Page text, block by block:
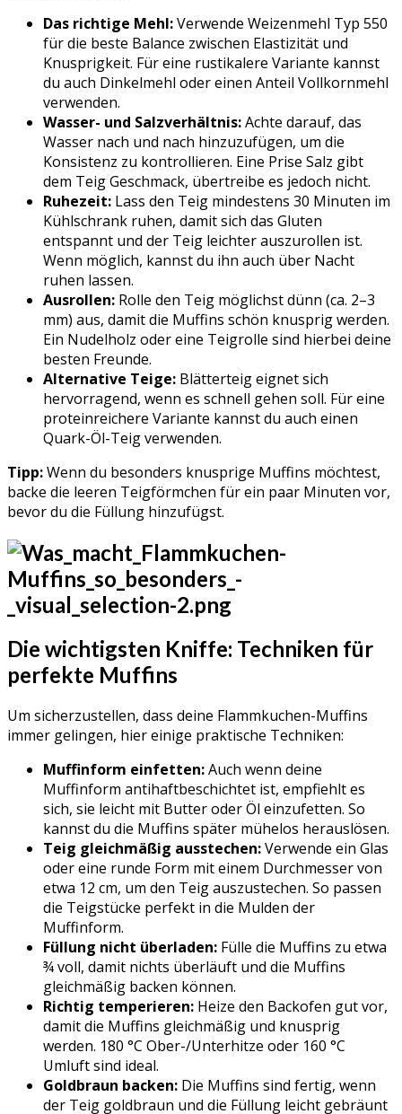
Das richtige Mehl:Verwende Weizenmehl Typ 550
für die beste Balance zwischen Elastizität und
Knusprigkeit. Für eine rustikalere Variante kannst
du auch Dinkelmehl oder einen Anteil Vollkornmehl
verwenden.
Wasser- und Salzverhältnis:Achte darauf, das
Wasser nach und nach hinzuzufügen, um die
Konsistenz zu kontrollieren. Eine Prise Salz gibt
dem Teig Geschmack, übertreibe es jedoch nicht.
Ruhezeit: Lass den Teig mindestens 30 Minuten im
Kühlschrank ruhen, damit sich das Gluten
entspannt und der Teig leichter auszurollen ist.
Wenn möglich, kannst du ihn auch über Nacht
ruhen lassen.
Ausrollen: Rolle den Teig möglichst dünn (ca. 2–3
mm) aus, damit die Muffins schön knusprig werden.
Ein Nudelholz oder eine Teigrolle sind hierbei deine
besten Freunde.
Alternative Teige: Blätterteig eignet sich
hervorragend, wenn es schnell gehen soll. Für eine
proteinreichere Variante kannst du auch einen
Quark-Öl-Teig verwenden.
Tipp:Wenn du besonders knusprige Muffins möchtest,
backe die leeren Teigförmchen für ein paar Minuten vor,
bevor du die Füllung hinzufügst.
Die wichtigsten Kniffe: Techniken für
perfekte Muffins
Um sicherzustellen, dass deine Flammkuchen-Muffins
immer gelingen, hier einige praktische Techniken:
Muffinform einfetten:Auch wenn deine
Muffinform antihaftbeschichtet ist, empfiehlt es
sich, sie leicht mit Butter oder Öl einzufetten. So
kannst du die Muffins später mühelos herauslösen.
Teig gleichmäßig ausstechen:Verwende ein Glas
oder eine runde Form mit einem Durchmesser von
etwa 12 cm, um den Teig auszustechen. So passen
die Teigstücke perfekt in die Mulden der
Muffinform.
Füllung nicht überladen: Fülle die Muffins zu etwa
¾ voll, damit nichts überläuft und die Muffins
gleichmäßig backen können.
Richtig temperieren: Heize den Backofen gut vor,
damit die Muffins gleichmäßig und knusprig
werden. 180 °C Ober-/Unterhitze oder 160 °C
Umluft sind ideal.
Goldbraun backen: Die Muffins sind fertig, wenn
der Teig goldbraun und die Füllung leicht gebräunt